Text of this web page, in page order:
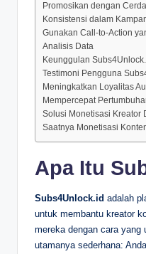
Promosikan dengan
Konsistensi dalam
Gunakan Call-to-Action
Analisis Data
Keunggulan
Testimoni Pengguna
Meningkatkan Loyalitas
Mempercepat
Solusi Monetisasi Kreator
Saatnya Monetisasi
Apa Itu
Subs4Unlock.id adalah
untuk membantu kreator
mereka dengan cara
utamanya sederhana: